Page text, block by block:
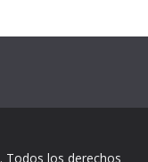
. Todos los derechos